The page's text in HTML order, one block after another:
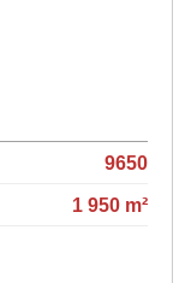
9650
1 950 m²